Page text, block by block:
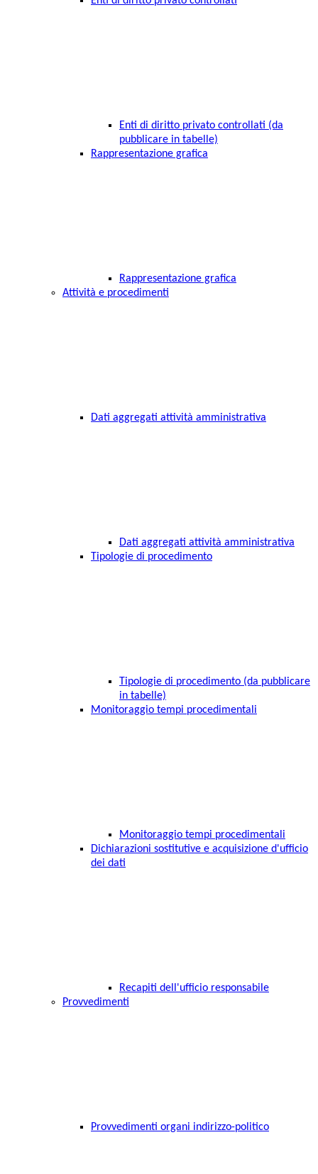
Enti di diritto privato controllati (da
pubblicare in tabelle)
Rappresentazione grafica
Rappresentazione grafica
Attività e procedimenti
Dati aggregati attività amministrativa
Dati aggregati attività amministrativa
Tipologie di procedimento
Tipologie di procedimento (da pubblicare
in tabelle)
Monitoraggio tempi procedimentali
Monitoraggio tempi procedimentali
Dichiarazioni sostitutive e acquisizione d'ufficio
dei dati
Recapiti dell'ufficio responsabile
Provvedimenti
Provvedimenti organi indirizzo-politico